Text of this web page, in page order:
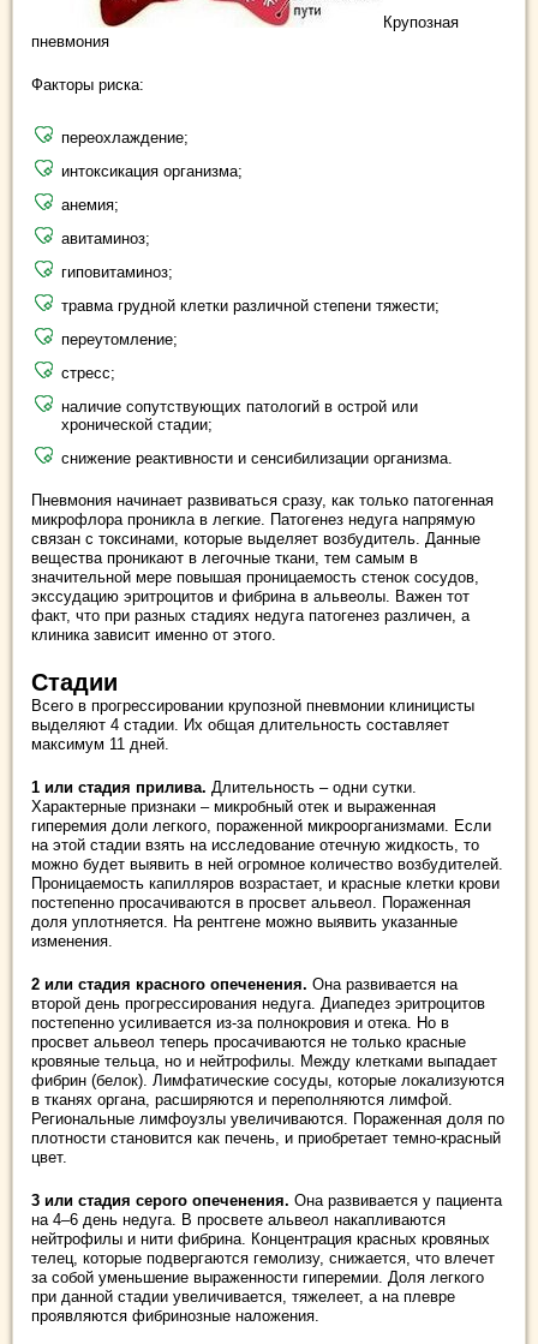
Крупозная
пневмония
Факторы риска:
переохлаждение;
интоксикация организма;
анемия;
авитаминоз;
гиповитаминоз;
травма грудной клетки различной степени тяжести;
переутомление;
стресс;
наличие сопутствующих патологий в острой или
хронической стадии;
снижение реактивности и сенсибилизации организма.
Пневмония начинает развиваться сразу, как только патогенная
микрофлора проникла в легкие. Патогенез недуга напрямую
связан с токсинами, которые выделяет возбудитель. Данные
вещества проникают в легочные ткани, тем самым в
значительной мере повышая проницаемость стенок сосудов,
экссудацию эритроцитов и фибрина в альвеолы. Важен тот
факт, что при разных стадиях недуга патогенез различен, а
клиника зависит именно от этого.
Стадии
Всего в прогрессировании крупозной пневмонии клиницисты
выделяют 4 стадии. Их общая длительность составляет
максимум 11 дней.
1 или стадия прилива. Длительность – одни сутки.
Характерные признаки – микробный отек и выраженная
гиперемия доли легкого, пораженной микроорганизмами. Если
на этой стадии взять на исследование отечную жидкость, то
можно будет выявить в ней огромное количество возбудителей.
Проницаемость капилляров возрастает, и красные клетки крови
постепенно просачиваются в просвет альвеол. Пораженная
доля уплотняется. На рентгене можно выявить указанные
изменения.
2 или стадия красного опеченения. Она развивается на
второй день прогрессирования недуга. Диапедез эритроцитов
постепенно усиливается из-за полнокровия и отека. Но в
просвет альвеол теперь просачиваются не только красные
кровяные тельца, но и нейтрофилы. Между клетками выпадает
фибрин (белок). Лимфатические сосуды, которые локализуются
в тканях органа, расширяются и переполняются лимфой.
Региональные лимфоузлы увеличиваются. Пораженная доля по
плотности становится как печень, и приобретает темно-красный
цвет.
3 или стадия серого опеченения. Она развивается у пациента
на 4–6 день недуга. В просвете альвеол накапливаются
нейтрофилы и нити фибрина. Концентрация красных кровяных
телец, которые подвергаются гемолизу, снижается, что влечет
за собой уменьшение выраженности гиперемии. Доля легкого
при данной стадии увеличивается, тяжелеет, а на плевре
проявляются фибринозные наложения.